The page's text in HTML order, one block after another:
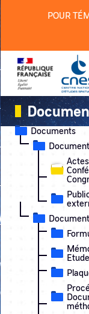
POUR
Documents